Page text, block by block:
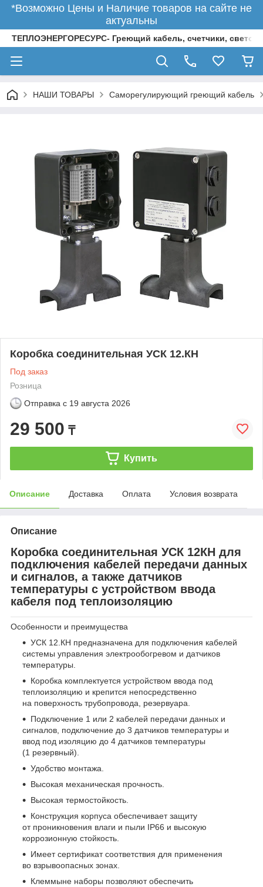
*Возможно Цены и Наличие товаров на сайте не
актуальны
ТЕПЛОЭНЕРГОРЕСУРС- Греющий кабель, счетчики,
НАШИ ТОВАРЫ Саморегулирующий греющий кабель
Коробка соединительная УСК 12.КН
Под заказ
Розница
Отправка с 19 августа 2026
29 500 ₸
Купить
Описание Доставка Оплата Условия возврата
Описание
Коробка соединительная УСК 12КН для
подключения кабелей передачи данных
и сигналов, а также датчиков
температуры с устройством ввода
кабеля под теплоизоляцию
Особенности и преимущества
УСК 12.КН предназначена для подключения кабелей
системы управления электрообогревом и датчиков
температуры.
Коробка комплектуется устройством ввода под
теплоизоляцию и крепится непосредственно
на поверхность трубопровода, резервуара.
Подключение 1 или 2 кабелей передачи данных и
сигналов, подключение до 3 датчиков температуры и
ввод под изоляцию до 4 датчиков температуры
(1 резервный).
Удобство монтажа.
Высокая механическая прочность.
Высокая термостойкость.
Конструкция корпуса обеспечивает защиту
от проникновения влаги и пыли IP66 и высокую
коррозионную стойкость.
Имеет сертификат соответствия для применения
во взрывоопасных зонах.
Клеммыне наборы позволяют обеспечить